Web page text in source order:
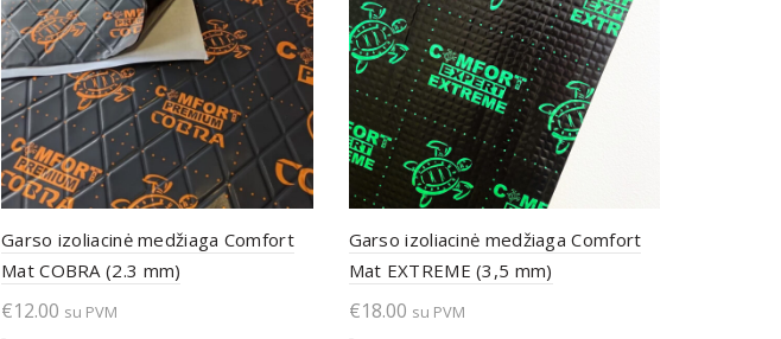
Garso izoliacinė medžiaga Comfort
Mat COBRA (2.3 mm)
€12.00 su PVM
Garso izoliacinė medžiaga Comfort
Mat EXTREME (3,5 mm)
€18.00 su PVM